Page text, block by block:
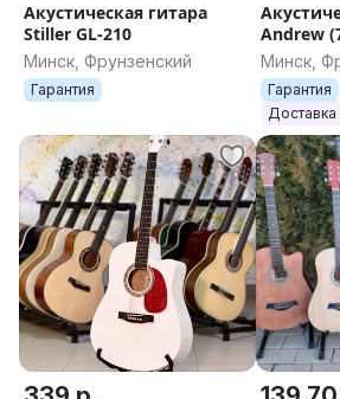
Акустическая гитара
Stiller GL-210
Минск, Фрунзенский
Гарантия
Andrew
струны
Минск,
Гарантия